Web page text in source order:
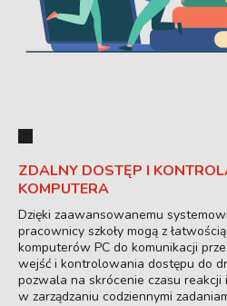
ZDALNY DOSTĘP I
KOMPUTERA
Dzięki zaawansowanemu
pracownicy szkoły mogą z
komputerów PC do komunikacji
wejść i kontrolowania dostępu do
pozwala na skrócenie czasu
w zarządzaniu codziennymi